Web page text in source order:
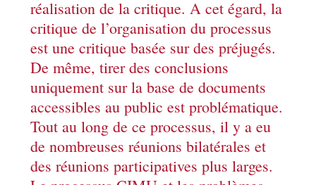
réalisation de la critique. A cet égard, la
critique de l’organisation du processus
est une critique basée sur des préjugés.
De même, tirer des conclusions
uniquement sur la base de documents
accessibles au public est problématique.
Tout au long de ce processus, il y a eu
de nombreuses réunions bilatérales et
des réunions participatives plus larges.